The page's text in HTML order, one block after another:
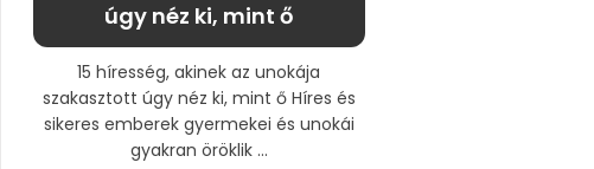
úgy néz ki, mint ő
15 híresség, akinek az unokája
szakasztott úgy néz ki, mint ő Híres és
sikeres emberek gyermekei és unokái
gyakran öröklik ...